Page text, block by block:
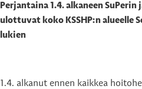
Perjantaina 1.4. alkaneen
ulottuvat koko KSSHP:n alueelle
lukien
1.4. alkanut ennen kaikkea